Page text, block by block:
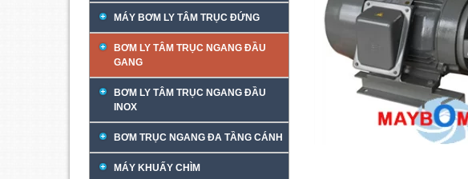
MÁY BƠM LY TÂM TRỤC ĐỨNG
BƠM LY TÂM TRỤC NGANG ĐẦU
GANG
BƠM LY TÂM TRỤC NGANG ĐẦU
INOX
BƠM TRỤC NGANG ĐA TẦNG CÁNH
MÁY KHUẤY CHÌM